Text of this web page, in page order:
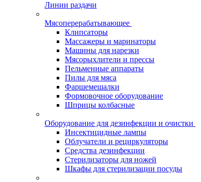
Линии раздачи
Мясоперерабатывающее
Клипсаторы
Массажеры и маринаторы
Машины для нарезки
Мясорыхлители и прессы
Пельменные аппараты
Пилы для мяса
Фаршемешалки
Формовочное оборудование
Шприцы колбасные
Оборудование для дезинфекции и очистки
Инсектицидные лампы
Облучатели и рециркуляторы
Средства дезинфекции
Стерилизаторы для ножей
Шкафы для стерилизации посуды